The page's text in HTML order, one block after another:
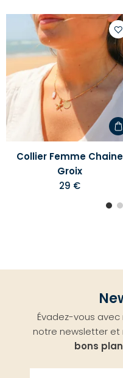
à
liste
Collier Femme Chaine
Groix
29 €
Évadez-vous
notre newsletter et
bons